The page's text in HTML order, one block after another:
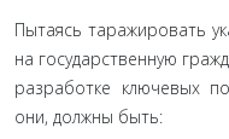
Пытаясь таражировать
на государственную
разработке ключевых
они, должны быть: